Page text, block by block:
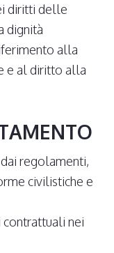
diritti delle
dignità
alla
e al diritto alla
regolamenti,
civilistiche e
nei